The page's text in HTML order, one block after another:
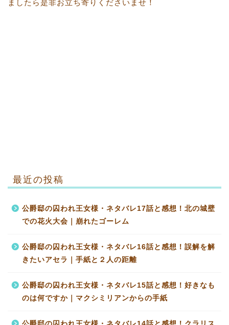
ましたら是非お立ち寄りくださいませ！
最近の投稿
公爵邸の囚われ王女様・ネタバレ17話と感想！北の城壁
での花火大会｜崩れたゴーレム
公爵邸の囚われ王女様・ネタバレ16話と感想！誤解を解
きたいアセラ｜手紙と２人の距離
公爵邸の囚われ王女様・ネタバレ15話と感想！好きなも
のは何ですか｜マクシミリアンからの手紙